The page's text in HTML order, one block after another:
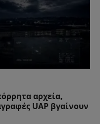
αρχεία,
UAP βγαίνουν